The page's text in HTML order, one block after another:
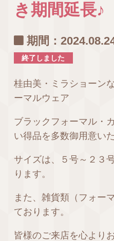
き期間延長♪
期間：
終了しました
桂由美・ミラショーン
ーマルウェア
ブラックフォーマル・
い得品を多数御用意い
サイズは、５号～２３
ります。
また、雑貨類（フォー
ております。
皆様のご来店を心より